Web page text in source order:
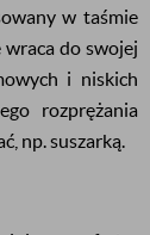
w taśmie
do swojej
i niskich
rozprężania
np. suszarką.